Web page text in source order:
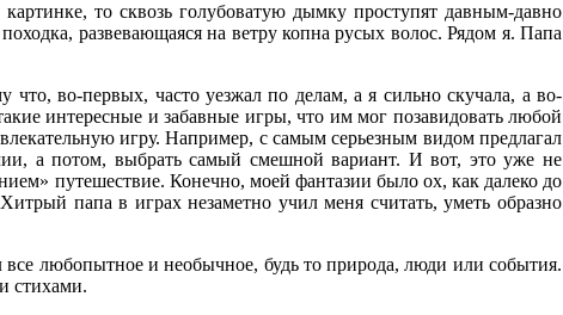
то сквозь голубоватую дымку проступят давным-давно
развевающаяся на ветру копна русых волос. Рядом я. Папа
во-первых, часто уезжал по делам, а я сильно скучала, а во-
интересные и забавные игры, что им мог позавидовать любой
игру. Например, с самым серьезным видом предлагал
а потом, выбрать самый смешной вариант. И вот, это уже не
путешествие. Конечно, моей фантазии было ох, как далеко до
Хитрый папа в играх незаметно учил меня считать, уметь образно
любопытное и необычное, будь то природа, люди или события.
стихами.